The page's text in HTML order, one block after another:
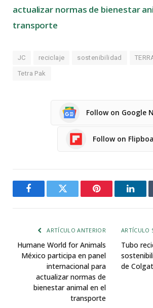
actualizar normas de bienestar
transporte
JC reciclaje sostenibilidad
Tetra Pak
Follow on Google
Follow on
FacebookTwitter Pinterest
ARTÍCULO ANTERIOR
Humane World for Animals
México participa en panel
internacional para
actualizar normas de
bienestar animal en el
transporte
ARTÍCULO
Tubo
de